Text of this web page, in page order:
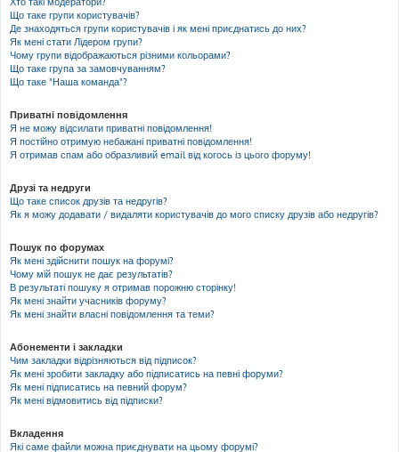
Що таке групи користувачів?
Де знаходяться групи користувачів і як мені приєднатись до них?
Як мені стати Лідером групи?
Чому групи відображаються різними кольорами?
Що таке група за замовчуванням?
Що таке "Наша команда"?
Приватні повідомлення
Я не можу відсилати приватні повідомлення!
Я постійно отримую небажані приватні повідомлення!
Я отримав спам або образливий email від когось із цього форуму!
Друзі та недруги
Що таке список друзів та недругів?
Як я можу додавати / видаляти користувачів до мого списку друзів або недругів?
Пошук по форумах
Як мені здійснити пошук на форумі?
Чому мій пошук не дає результатів?
В результаті пошуку я отримав порожню сторінку!
Як мені знайти учасників форуму?
Як мені знайти власні повідомлення та теми?
Абонементи і закладки
Чим закладки відрізняються від підписок?
Як мені зробити закладку або підписатись на певні форуми?
Як мені підписатись на певний форум?
Як мені відмовитись від підписки?
Вкладення
Які саме файли можна приєднувати на цьому форумі?